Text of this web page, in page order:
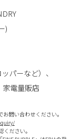
)
パーなど）、
家電量販店
問い合わせください。
ださい。